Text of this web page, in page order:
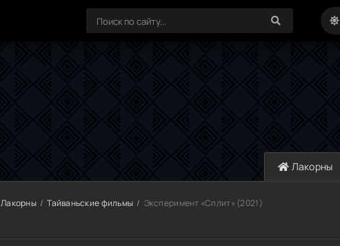
Лакорны
Лакорны Тайваньские фильмы Эксперимент «Сплит» (2021)